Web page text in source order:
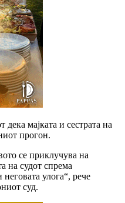
мајката и сестрата на
прогон.
се приклучува на
на судот спрема
неговата улога“, рече
суд.